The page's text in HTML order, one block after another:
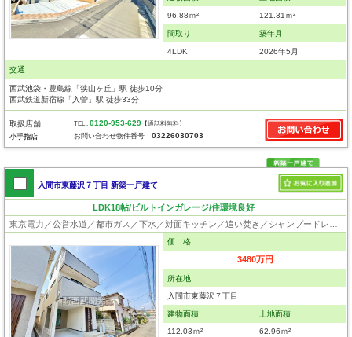
96.88ｍ² 121.31ｍ²
間取り
4LDK
築年月
2026年5月
交通
西武池袋・豊島線「狭山ヶ丘」駅 徒歩10分
西武鉄道新宿線「入曽」駅 徒歩33分
取扱店舗
小手指店
TEL :0120-953-629 【通話料無料】
お問い合わせ物件番号：03226030703
入間市東藤沢７丁目 新築一戸建て
LDK18帖/ビルトインガレージ/住環境良好
価 格
3480万円
所在地
入間市東藤沢７丁目
建物面積
112.03ｍ²
土地面積
62.96ｍ²